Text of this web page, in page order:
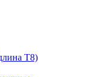
T8)